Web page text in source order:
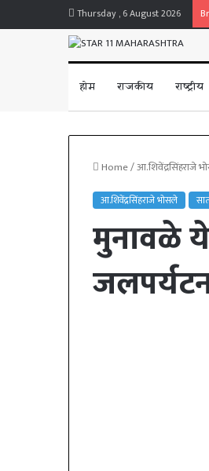
Thursday , 6 August 2026
होम राजकीय राष्ट्रीय
Home/आ.शिवेंद्रसिंहराजे
आ.शिवेंद्रसिंहराजे भोसले
मुनावळे